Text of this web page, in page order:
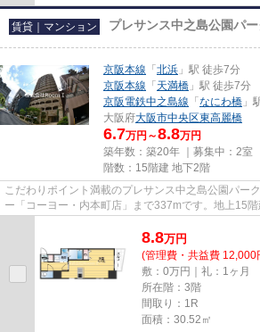
賃貸｜マンション プレサンス中之島公園パ
京阪本線 「 北浜 」駅 徒歩7分
京阪本線 「 天満橋 」駅 徒歩7分
京阪電鉄中之島線 「 なにわ橋 」
大阪府大阪市中央区東高麗橋
6.7万円～8.8万円
築年数：築20年 ｜募集中： 2室
階数：15階建 地下2階
こだわりポイント満載のプレサンス中之島公園パー
ー「コーヨー・内本町店」まで337mです。地上15
8.8万円
(管理費・共益費 12,000
敷：0万円｜礼：1ヶ月
所在階：3階
間取り：1R
面積：30.52㎡